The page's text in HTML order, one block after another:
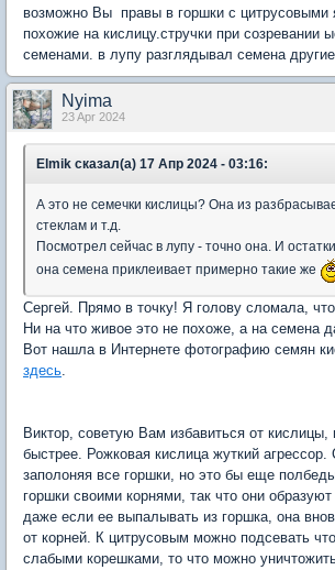
возможно Вы правы в горшки с цитрусовыми
похожие на кислицу.стручки при созревании
семенами. в лупу разглядывал семена другие
Nyima
23 Apr 2024
Elmik сказал(а) 17 Апр 2024 - 03:16:
А это не семечки кислицы? Она из
стеклам и т.д.
Посмотрел сейчас в лупу - точно она. И
она семена приклеивает примерно такие же
Сергей. Прямо в точку! Я голову сломала,
Ни на что живое это не похоже, а на семена
Вот нашла в Интернете фотографию семян
здесь.
Виктор, советую Вам избавиться от кислицы,
быстрее. Рожковая кислица жуткий
заполоняя все горшки, но это бы еще
горшки своими корнями, так что они
даже если ее выпалывать из горшка, она
от корней. К цитрусовым можно подсевать
слабыми корешками, то что можно